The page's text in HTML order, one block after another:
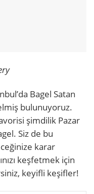
Bagel Satan
bulunuyoruz.
şimdilik Pazar
Siz de bu
karar
keşfetmek için
keyifli keşifler!